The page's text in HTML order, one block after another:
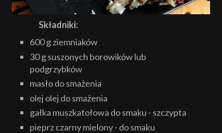
Składniki:
600 g ziemniaków
30 g suszonych borowików lub
podgrzybków
masło do smażenia
olej olej do smażenia
gałka muszkatołowa do smaku - szczypta
pieprz czarny mielony - do smaku